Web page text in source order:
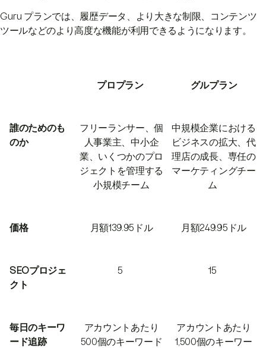
Guru プランでは、履歴データ、より大きな制限、コンテンツ
ツールなどのより高度な機能が利用できるようになります。
プロプラン グルプラン
誰のためのも
のか
フリーランサー、個
人事業主、中小企
業、いくつかのプロ
ジェクトを管理する
小規模チーム
中規模企業における
ビジネスの拡大、代
理店の成長、専任の
マーケティングチー
ム
価格 月額139.95ドル 月額249.95ドル
SEOプロジェ
クト
5 15
毎日のキーワ
ード追跡
アカウントあたり
500個のキーワード
アカウントあたり
1,500個のキーワー